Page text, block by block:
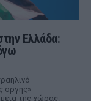
Ελλάδα:
οργής»
της χώρας.